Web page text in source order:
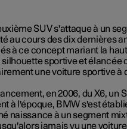
SUV s'attaque à un
au cours des dix dernières
à ce concept mariant la
silhouette sportive et élancée
une voiture sportive à
en 2006, du X6, un
à l'époque, BMW s'est
naissance à un segment
jamais vu une